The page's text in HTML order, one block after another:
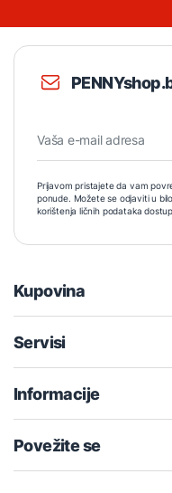
Prijavom pristajete da vam
ponude. Možete se odjaviti u
korištenja ličnih podataka
Kupovina
Servisi
Informacije
Povežite se